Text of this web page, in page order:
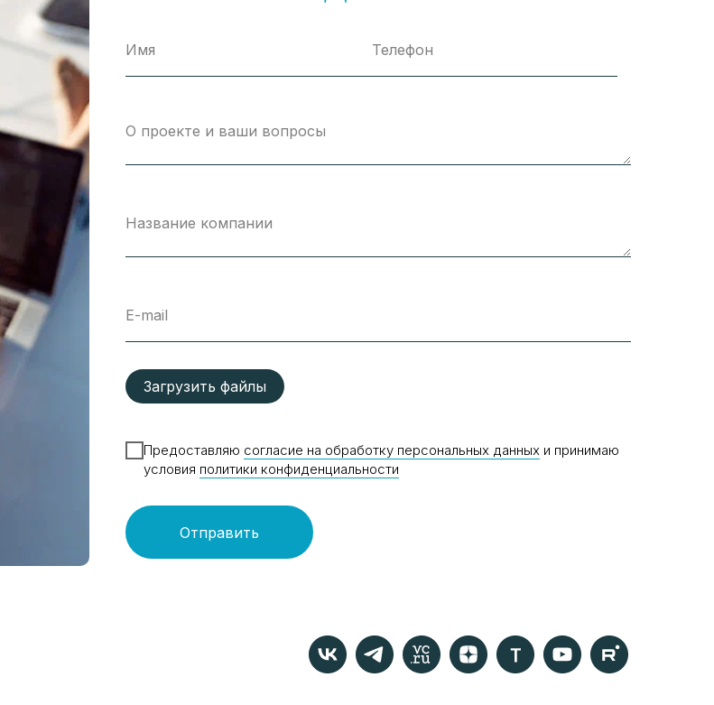
Имя Телефон
О проекте и ваши вопросы
Название компании
E-mail
Загрузить файлы
Предоставляю согласие на обработку персональных данных и принимаю
условия политики конфиденциальности
Отправить